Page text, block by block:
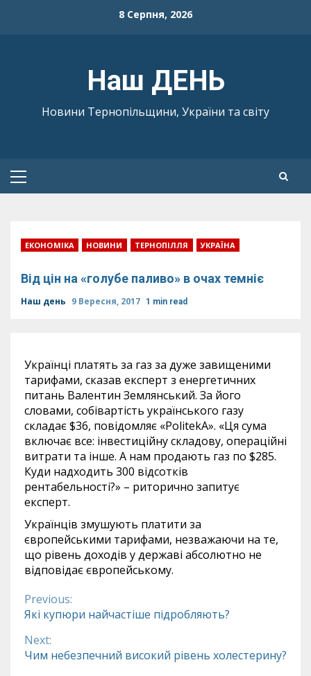
8 Серпня, 2026
Наш ДЕНЬ
Новини Тернопільщини, України та світу
Primary
ЕКОНОМІКА НОВИНИ ТЕРНОПІЛЛЯ УКРАЇНА
Від цін на «голубе паливо» в очах темніє
Наш день 9 Вересня, 2017 1 min read
Українці платять за газ за дуже завищеними
тарифами, сказав експерт з енергетичних
питань Валентин Землянський. За його
словами, собівартість українського газу
складає $36, повідомляє «PolitekA». «Ця сума
включає все: інвестиційну складову, операційні
витрати та інше. А нам продають газ по $285.
Куди надходить 300 відсотків
рентабельності?» – риторично запитує
експерт.
Українців змушують платити за
європейськими тарифами, незважаючи на те,
що рівень доходів у державі абсолютно не
відповідає європейському.
Continue
Reading
Previous:
Які купюри найчастіше підробляють?
Next:
Чим небезпечний високий рівень холестерину?